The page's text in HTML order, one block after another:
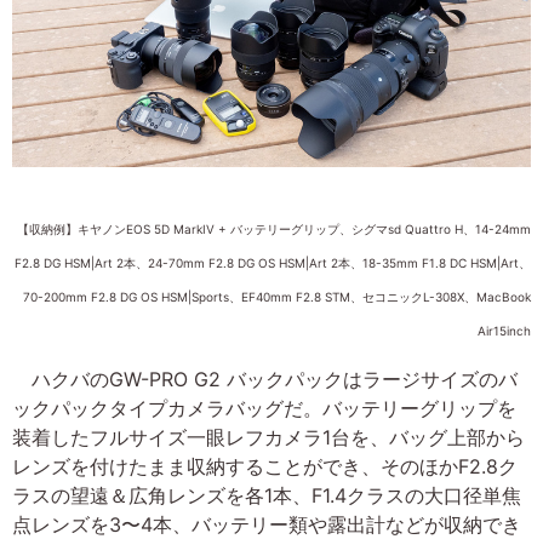
【収納例】キヤノンEOS 5D MarkIV + バッテリーグリップ、シグマsd Quattro H、14-24mm
F2.8 DG HSM|Art 2本、24-70mm F2.8 DG OS HSM|Art 2本、18-35mm F1.8 DC HSM|Art、
70-200mm F2.8 DG OS HSM|Sports、EF40mm F2.8 STM、セコニックL-308X、MacBook
Air15inch
ハクバのGW-PRO G2 バックパックはラージサイズのバ
ックパックタイプカメラバッグだ。バッテリーグリップを
装着したフルサイズ一眼レフカメラ1台を、バッグ上部から
レンズを付けたまま収納することができ、そのほかF2.8ク
ラスの望遠＆広角レンズを各1本、F1.4クラスの大口径単焦
点レンズを3〜4本、バッテリー類や露出計などが収納でき